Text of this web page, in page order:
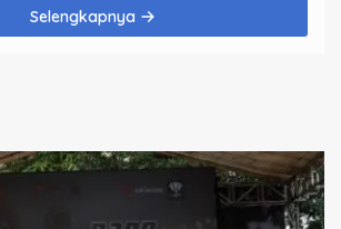
Selengkapnya